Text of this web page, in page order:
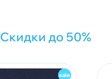
Скидки до 50%